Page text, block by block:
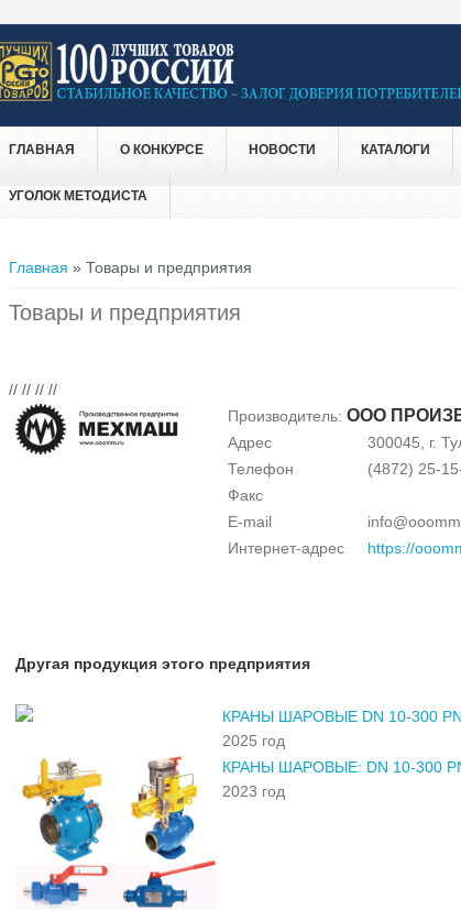
ГЛАВНАЯ О КОНКУРСЕ НОВОСТИ КАТАЛОГИ
УГОЛОК МЕТОДИСТА
Вы здесь
Главная » Товары и предприятия
Товары и предприятия
// // // //
Производитель: ООО
Адрес
300045, г.
Телефон
(4872) 25-
Факс
E-mail
Интернет-адрес
https://
Другая продукция этого предприятия
КРАНЫ ШАРОВЫЕ DN 10-300
2025 год
КРАНЫ ШАРОВЫЕ: DN 10-300
2023 год